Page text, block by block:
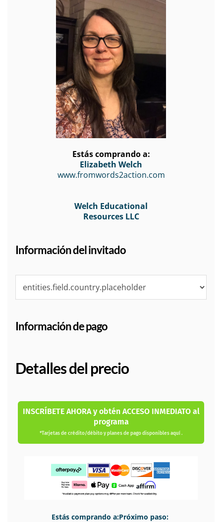
Estás comprando a:
Elizabeth Welch
www.fromwords2action.com
Welch Educational
Resources LLC
Información del invitado
Información de pago
Detalles del precio
INSCRÍBETE AHORA y obtén ACCESO INMEDIATO al
programa
*Tarjetas de crédito/débito y planes de pago disponibles aquí .
Estás comprando a:Próximo paso: